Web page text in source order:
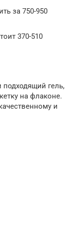
за 750-950
370-510
подходящий гель,
на флаконе.
и